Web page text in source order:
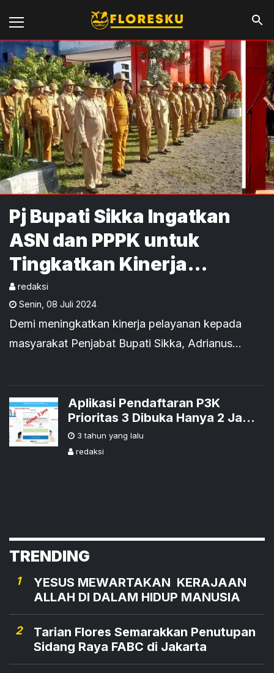
Pj Bupati Sikka Ingatkan
ASN dan PPPK untuk
Tingkatkan Kinerja
Pelayanan kepada
Masyarakat
redaksi
Senin 08 Juli 2024
Demi meningkatkan kinerja pelayanan kepada
masyarakat Penjabat Bupati Sikka, Adrianus
seluruh Aparatur Sipil Negara (ASN) baik PNS
maupun PPPK dan para tenaga honorer pada
lingkungan Pemerintah Kabupaten Sikka agar
terus meningkatkan kinerja dan efektivitas
Aplikasi Pendaftaran P3K
Prioritas 3 Dibuka Hanya 2 Jam
Sebelum Ditutup, 125 Guru TP di
Nagekeo Gagal Ikut Seleksi P3K
3 tahun yang lalu
redaksi
TRENDING
1
YESUS MEWARTAKAN KERAJAAN
ALLAH DI DALAM HIDUP MANUSIA
2
Tarian Flores Semarakkan Penutupan
Sidang Raya FABC di Jakarta